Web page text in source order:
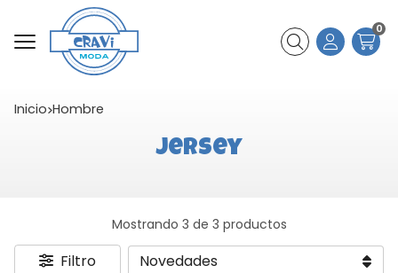
Buscar
0
Inicio hombre
Jersey
Mostrando 3 de 3 productos
Filtro